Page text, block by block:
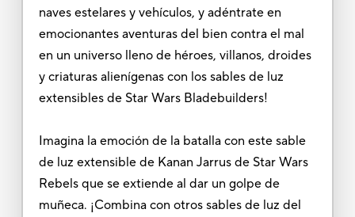
naves estelares y vehículos, y adéntrate en
emocionantes aventuras del bien contra el mal
en un universo lleno de héroes, villanos, droides
y criaturas alienígenas con los sables de luz
extensibles de Star Wars Bladebuilders!
Imagina la emoción de la batalla con este sable
de luz extensible de Kanan Jarrus de Star Wars
Rebels que se extiende al dar un golpe de
muñeca. ¡Combina con otros sables de luz del